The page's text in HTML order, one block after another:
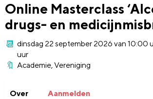
Online Masterclass
drugs- en
dinsdag 22 september 2026 van 10:00
uur
Academie, Vereniging
Over Aanmelden